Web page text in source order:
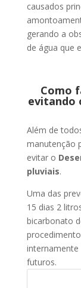
causados
gerando a
de água que
Como
evitando
Além de
manutenção
evitar o
pluviais.
Uma das
15 dias 2
bicarbonato
futuros.